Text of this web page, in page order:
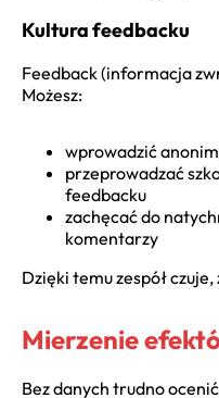
Kultura feedbacku
Feedback (informacja
Możesz:
wprowadzić
przeprowadzać
feedbacku
zachęcać do
komentarzy
Dzięki temu zespół
Mierzenie
Bez danych trudno